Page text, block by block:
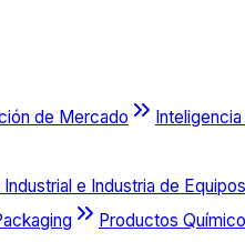
de Mercado
e Industria de Equipos
Productos